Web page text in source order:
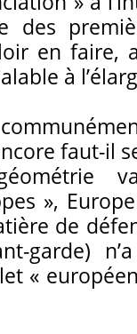
des
en faire,
à
faut-il
»,
de
garde)
«